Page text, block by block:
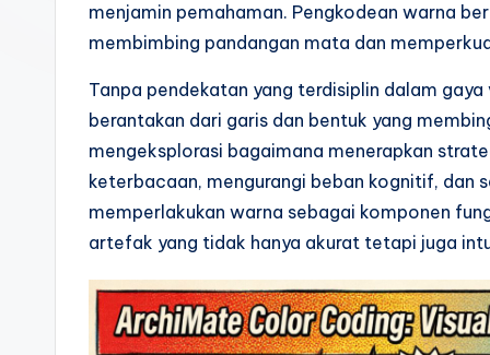
si
A
menjamin pemahaman. Pengkodean warna
membimbing pandangan mata dan
Tanpa pendekatan yang terdisiplin dalam
berantakan dari garis dan bentuk yang
mengeksplorasi bagaimana menerapkan
keterbacaan, mengurangi beban kognitif, dan
memperlakukan warna sebagai komponen
artefak yang tidak hanya akurat tetapi juga